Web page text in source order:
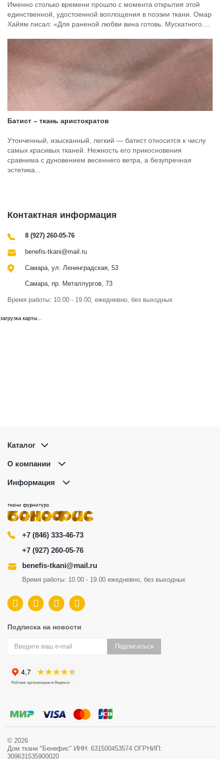
Именно столько времени прошло с момента открытия этой
единственной, удостоенной воплощения в поэзии ткани. Омар
Хайям писал: «Для раненой любви вина готовь. Мускатного....
Батист – ткань аристократов
Утонченный, изысканный, легкий — батист относится к числу
самых красивых тканей. Нежность его прикосновения
сравнима с дуновением весеннего ветра, а безупречная
эстетика...
Контактная информация
8 (927) 260-05-76
benefis-tkani@mail.ru
Самара, ул. Ленинградская, 53
Самара, пр. Металлургов, 73
Время работы: 10.00 - 19.00, ежедневно, без выходных
загрузка карты...
Каталог
О компании
Информация
+7 (846) 333-46-73
+7 (927) 260-05-76
benefis-tkani@mail.ru
Время работы: 10.00 - 19.00 ежедневно, без выходных
Подписка на новости
Подписаться
© 2026
Дом ткани "Бенефис" ИНН: 631500453574 ОГРНИП:
309631535900020